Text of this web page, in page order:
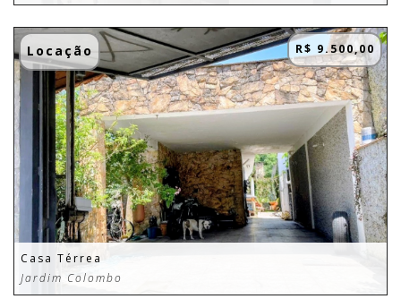
Locação R$ 9.500,00
Casa Térrea
Jardim Colombo